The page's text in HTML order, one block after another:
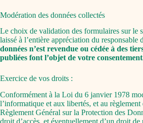
Modération des données collectés
Le choix de validation des formulaires sur le
laissé à l’entière appréciation du responsable
données n’est revendue ou cédée à des
publiées font l’objet de votre
Exercice de vos droits :
Conformément à la Loi du 6 janvier 1978
l’informatique et aux libertés, et au
Règlement Général sur la Protection des